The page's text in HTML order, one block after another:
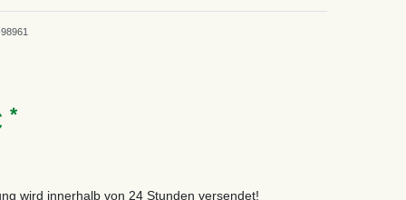
*
wird innerhalb von 24 Stunden versendet!